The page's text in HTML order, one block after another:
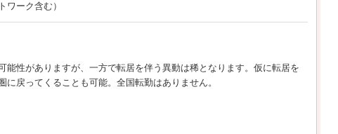
ワーク含む）
能性がありますが、一方で転居を伴う異動は稀となります。仮に転居を
戻ってくることも可能。全国転勤はありません。